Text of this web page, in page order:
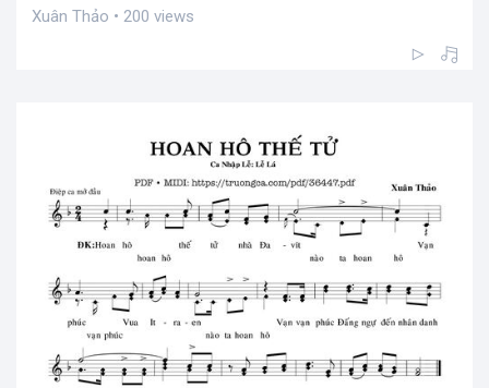
Xuân Thảo • 200 views